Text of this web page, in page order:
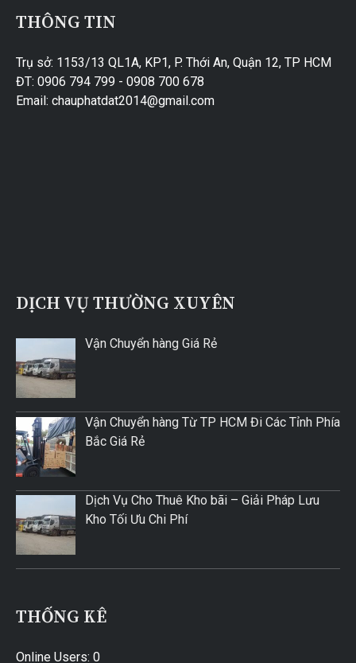
THÔNG TIN
Trụ sở: 1153/13 QL1A, KP1, P. Thới An, Quận 12, TP HCM
ĐT: 0906 794 799 - 0908 700 678
Email: chauphatdat2014@gmail.com
DỊCH VỤ THƯỜNG XUYÊN
Vận Chuyển hàng Giá Rẻ
Vận Chuyển hàng Từ TP HCM Đi Các Tỉnh Phía
Bắc Giá Rẻ
Dịch Vụ Cho Thuê Kho bãi – Giải Pháp Lưu
Kho Tối Ưu Chi Phí
THỐNG KÊ
Online Users: 0